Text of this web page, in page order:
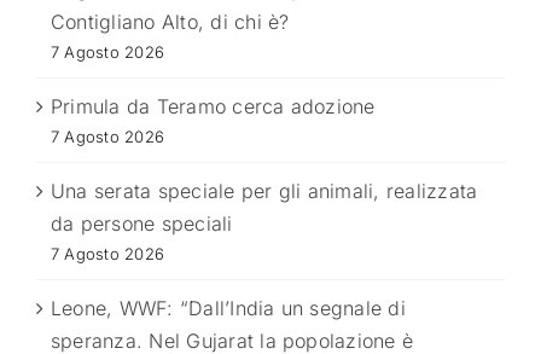
Contigliano Alto, di chi è?
7 Agosto 2026
Primula da Teramo cerca adozione
7 Agosto 2026
Una serata speciale per gli animali, realizzata
da persone speciali
7 Agosto 2026
Leone, WWF: “Dall’India un segnale di
speranza. Nel Gujarat la popolazione è